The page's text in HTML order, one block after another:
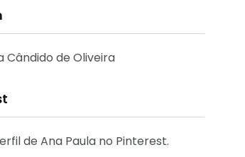
Cândido de Oliveira
de Ana Paula no Pinterest.